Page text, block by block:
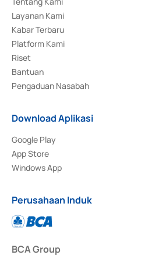
Layanan Kami
Kabar Terbaru
Platform Kami
Riset
Bantuan
Pengaduan Nasabah
Download Aplikasi
Google Play
App Store
Windows App
Perusahaan Induk
BCA Group